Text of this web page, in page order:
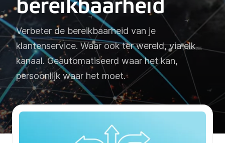
bereikbaarheid
Verbeter de bereikbaarheid van je
klantenservice. Waar ook ter wereld, via elk
kanaal. Geautomatiseerd waar het kan,
persoonlijk waar het moet.